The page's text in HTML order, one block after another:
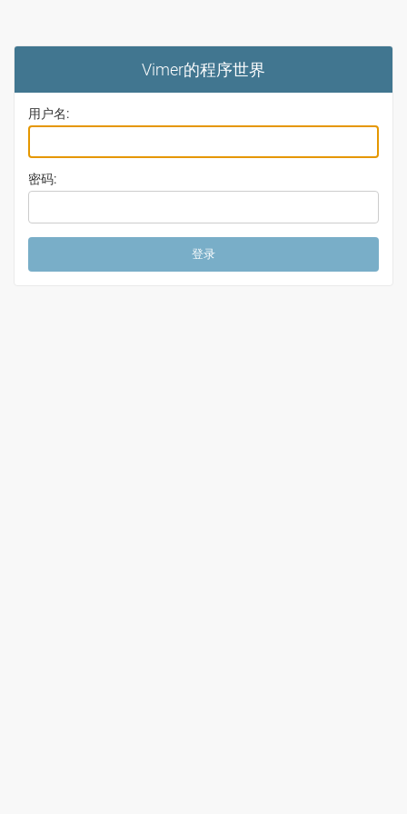
Vimer的程序世界
用户名:
密码: